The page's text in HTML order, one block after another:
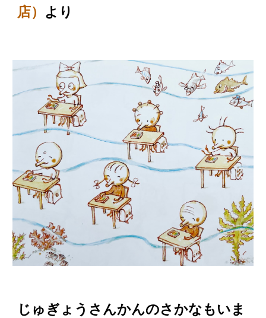
店） より
じゅぎょうさんかんのさかなもいま